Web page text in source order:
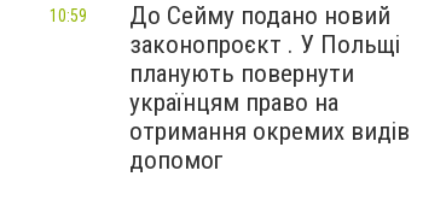
До Сейму подано новий
законопроєкт . У Польщі
планують повернути
українцям право на
отримання окремих видів
допомог
10:59